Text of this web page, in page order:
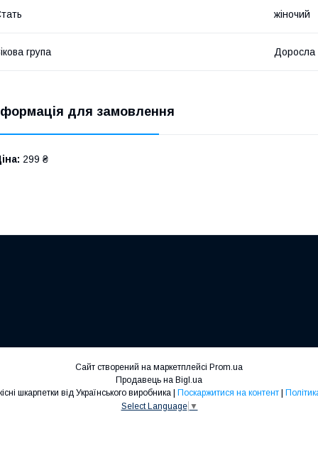
жіночий
група Доросла
для замовлення
299 ₴
Сайт створений на маркетплейсі Prom.ua
Продавець на Bigl.ua
Поскаржитися на контент
Select Language ▼